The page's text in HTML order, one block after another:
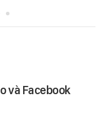
và Facebook